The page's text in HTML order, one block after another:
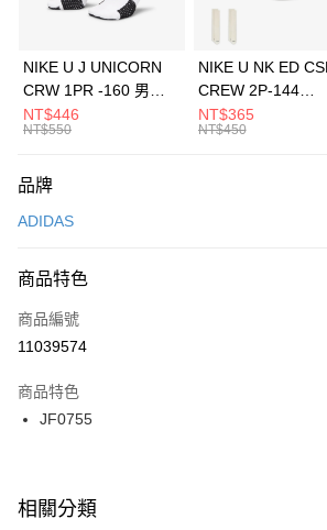
上海商業儲蓄銀行
元大商業銀行
台灣樂天信用卡公司
Apple Pay
全盈+PAY
AFTEE先享後付
【關於「AFTEE先享後付」】
便利好安心！
３．安心：先確認商品／服務後，再付款。
【「AFTEE先享後付」結帳流程】
１．於結帳方式選擇「AFTEE先享後付」後，將跳
２．訂單成立數日內，您將收到繳費通知簡訊。
３．收到繳費通知簡訊後14天內，點擊此簡訊中的
ATM／網路銀行／等多元方式進行付款，方視為交易
※ 交易是否成功請以「AFTEE先享後付 」之結帳頁
是否繳費成功／繳費後需取消欲退款等相關疑問，
運送方式
每筆NT$100，滿NT$1,500(含以上)免運費
宅配
每筆NT$100，滿NT$1,500(含以上)免運費
付款後門市自取
每筆NT$100，滿NT$1,500(含以上)免運費
NIKE U J UNICORN
CRW 1PR -160 男女
中統襪 FZ3393100
NT$446
NT$550
NIKE U NK ED
CREW 2P-144
EMBRDY 男女 短
FZ3073133
NT$365
NT$450
品牌
ADIDAS
商品特色
商品編號
11039574
商品特色
JF0755
相關分類